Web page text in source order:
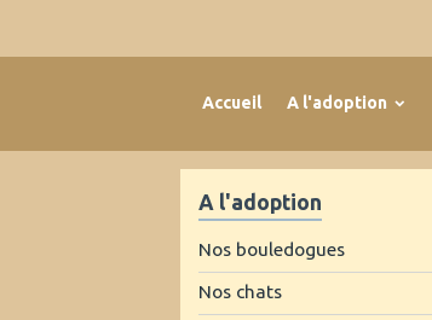
Accueil A l'adoption
A l'adoption
Nos bouledogues
Nos chats